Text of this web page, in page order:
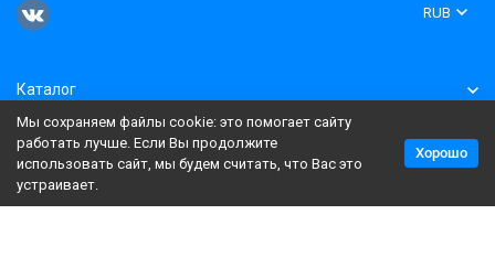
RUB
Каталог
Информация
Политика персональных данных Карта сайта
Мы сохраняем файлы cookie: это помогает сайту
работать лучше. Если Вы продолжите
использовать сайт, мы будем считать, что Вас это
устраивает.
Хорошо